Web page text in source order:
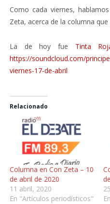
Como cada viernes,
Zeta, acerca de la columna
La de hoy fue Tinta
https://soundcloud.com/
viernes-17-de-abril
Relacionado
Columna en Con Zeta – 10
de abril de 2020
11 abril, 2020
En "Artículos periodísticos"